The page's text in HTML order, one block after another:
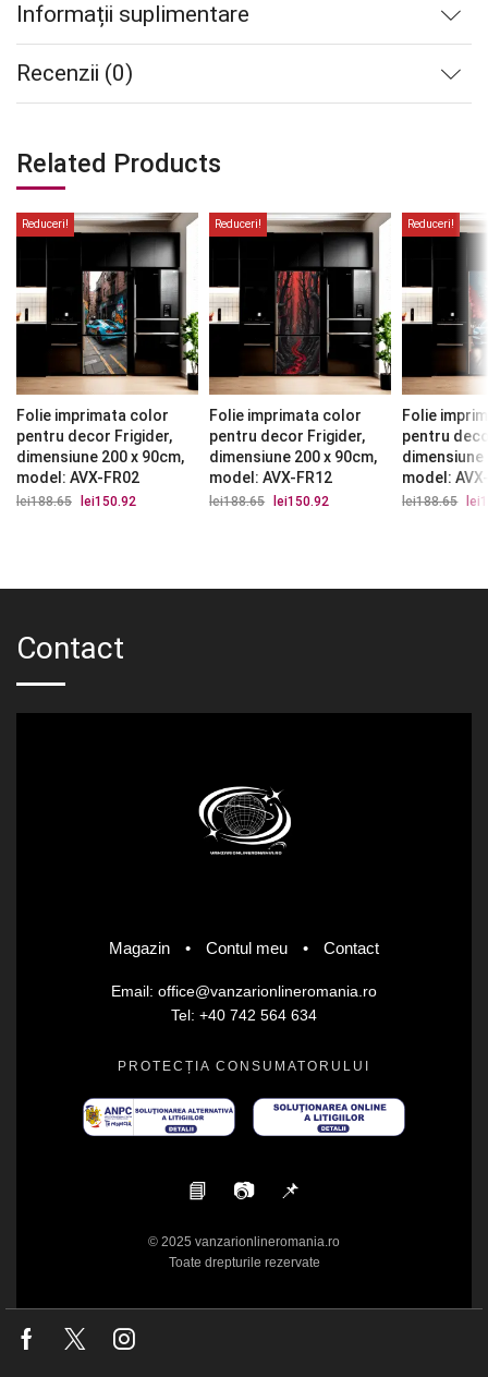
Informații suplimentare
Recenzii (0)
Related Products
Reduceri!
Folie imprimata color
pentru decor Frigider,
dimensiune 200 x 90cm,
model: AVX-FR02
lei188.65
Prețul
lei150.92
Reduceri!
Folie imprimata color
pentru decor Frigider,
dimensiune 200 x 90cm,
model: AVX-FR12
lei188.65
Prețul
lei150.92
Reduceri!
Folie
pentru
dimensiune
model:
lei188.65 lei
Contact
Magazin • Contul meu • Contact
Email: office@vanzarionlineromania.ro
Tel: +40 742 564 634
PROTECȚIA CONSUMATORULUI
📘 📷 📌
© 2025 vanzarionlineromania.ro
Toate drepturile rezervate
Facebook
Twitter